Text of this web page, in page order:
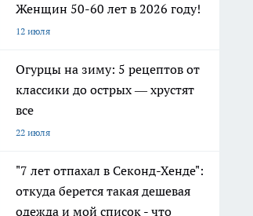
Женщин 50-60 лет в 2026 году!
12 июля
Огурцы на зиму: 5 рецептов от
классики до острых — хрустят
все
22 июля
"7 лет отпахал в Секонд-Хенде":
откуда берется такая дешевая
одежда и мой список - что